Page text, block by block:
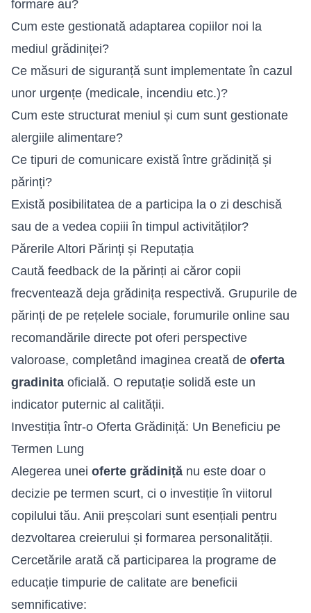
formare au?
Cum este gestionată adaptarea copiilor noi la
mediul grădiniței?
Ce măsuri de siguranță sunt implementate în cazul
unor urgențe (medicale, incendiu etc.)?
Cum este structurat meniul și cum sunt gestionate
alergiile alimentare?
Ce tipuri de comunicare există între grădiniță și
părinți?
Există posibilitatea de a participa la o zi deschisă
sau de a vedea copiii în timpul activităților?
Părerile Altori Părinți și Reputația
Caută feedback de la părinți ai căror copii
frecventează deja grădinița respectivă. Grupurile de
părinți de pe rețelele sociale, forumurile online sau
recomandările directe pot oferi perspective
valoroase, completând imaginea creată de oferta
gradinita oficială. O reputație solidă este un
indicator puternic al calității.
Investiția într-o Oferta Grădiniță: Un Beneficiu pe
Termen Lung
Alegerea unei oferte grădiniță nu este doar o
decizie pe termen scurt, ci o investiție în viitorul
copilului tău. Anii preșcolari sunt esențiali pentru
dezvoltarea creierului și formarea personalității.
Cercetările arată că participarea la programe de
educație timpurie de calitate are beneficii
semnificative: